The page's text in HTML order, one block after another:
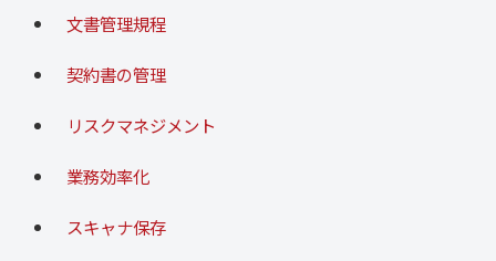
文書管理規程
契約書の管理
リスクマネジメント
業務効率化
スキャナ保存